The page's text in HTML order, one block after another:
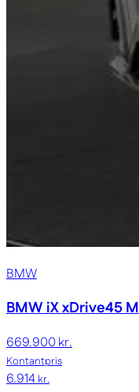
BMW
BMW iXxDrive45
669.900 kr.
Kontantpris
6.914kr.